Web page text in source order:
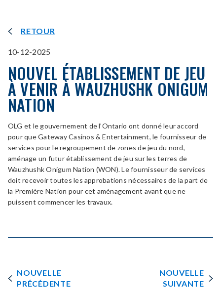
RETOUR
10-12-2025
NOUVEL ÉTABLISSEMENT DE JEU
À VENIR À WAUZHUSHK ONIGUM
NATION
OLG et le gouvernement de l’Ontario ont donné leur accord
pour que Gateway Casinos & Entertainment, le fournisseur de
services pour le regroupement de zones de jeu du nord,
aménage un futur établissement de jeu sur les terres de
Wauzhushk Onigum Nation (WON). Le fournisseur de services
doit recevoir toutes les approbations nécessaires de la part de
la Première Nation pour cet aménagement avant que ne
puissent commencer les travaux.
NOUVELLE
PRÉCÉDENTE
NOUVELLE
SUIVANTE